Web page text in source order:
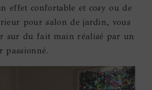
effet confortable et cosy ou de
pour salon de jardin, vous
sur du fait main réalisé par un
passionné.